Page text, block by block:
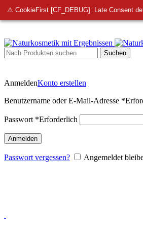
⚠ CookieFirst [CF_DEBUG]: Late Consent
info@bellmedi.at
Suchen
AnmeldenKonto erstellen
Benutzername oder E-Mail-Adresse *
Passwort *Erforderlich
Anmelden
Passwort vergessen? Angemeldet